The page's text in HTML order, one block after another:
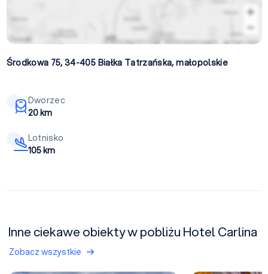
Środkowa 75, 34-405 Białka Tatrzańska,małopolskie
Dworzec
20 km
Lotnisko
105 km
Inne ciekawe obiekty w pobliżu Hotel Carlina
Zobacz wszystkie